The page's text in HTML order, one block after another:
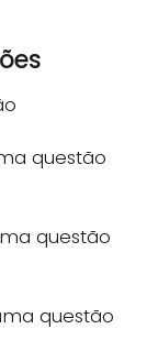
questão
questão
questão